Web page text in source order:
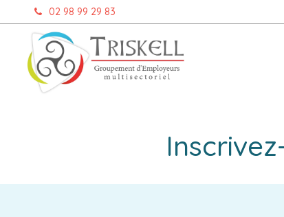
au
contenu
02 98 99 29 83